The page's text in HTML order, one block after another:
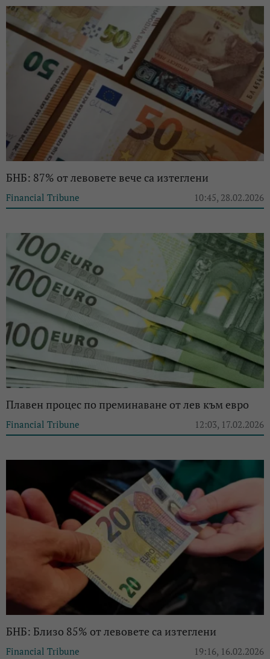
БНБ: 87% от левовете вече са изтеглени
Financial Tribune 10:45, 28.02.2026
Плавен процес по преминаване от лев към евро
Financial Tribune 12:03, 17.02.2026
БНБ: Близо 85% от левовете са изтеглени
Financial Tribune 19:16, 16.02.2026